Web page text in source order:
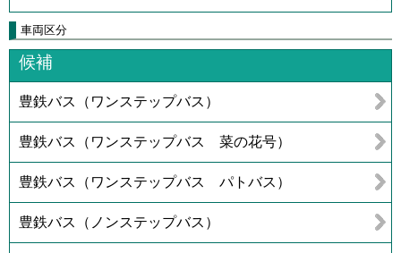
車両区分
候補
豊鉄バス（ワンステップバス）
豊鉄バス（ワンステップバス 菜の花号）
豊鉄バス（ワンステップバス パトバス）
豊鉄バス（ノンステップバス）